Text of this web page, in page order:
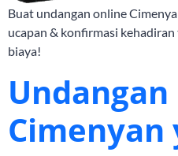
Buat undangan online
ucapan & konfirmasi
biaya!
Cimenyan